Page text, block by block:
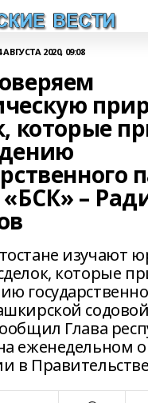
АВГУСТА 2020, 09:08
которые
–
изучают
которые
Глава
еженедельном
в